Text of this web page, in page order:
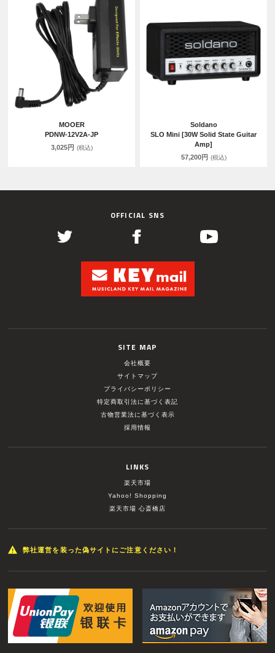
MOOER
PDNW-12V2A-JP
3,025円 (税込)
Soldano
SLO Mini [30W Solid State Guitar
Amp]
57,200円 (税込)
OFFICIAL SNS
SITE MAP
会社概要
サイトマップ
プライバシーポリシー
特定商取引法に基づく表記
古物営業法に基づく表示
採用情報
LINKS
楽天市場
Yahoo! Shopping
楽天市場 心斎橋店
弊社運営を装った偽サイトにご注意ください！